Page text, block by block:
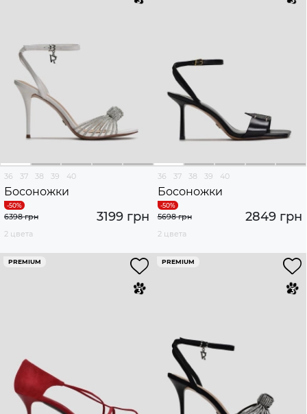
36 37 38 39 40
Босоножки
3199 грн
6398 грн
2 цвета
36 37 38 39 40
Босоножки
2849 грн
5698 грн
2 цвета
PREMIUM PREMIUM